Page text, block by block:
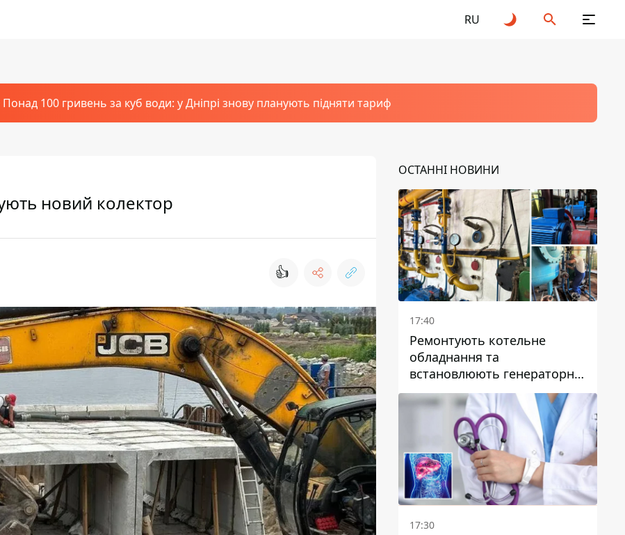
RU
Понад 100 гривень за куб води: у Дніпрі знову планують підняти тариф
новий колектор
👍
ОСТАННІ НОВИНИ
17:40
Ремонтують котельне
обладнання та
встановлюють генераторні
установки: як у Дніпрі
готуються до
опалювального сезону
17:30